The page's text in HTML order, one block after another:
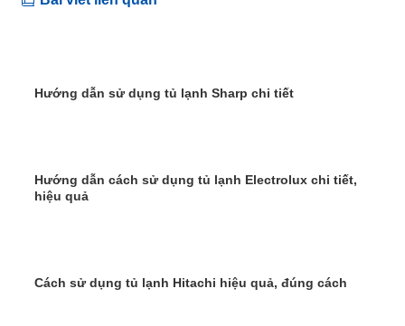
Hướng dẫn sử dụng tủ lạnh Sharp chi tiết
Hướng dẫn cách sử dụng tủ lạnh Electrolux chi tiết,
hiệu quả
Cách sử dụng tủ lạnh Hitachi hiệu quả, đúng cách